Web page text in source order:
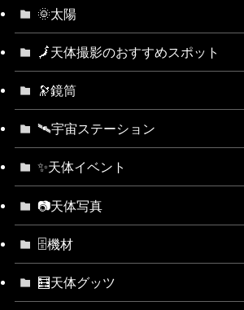
🌞太陽
🗾天体撮影のおすすめスポット
🔭鏡筒
🛰宇宙ステーション
✨天体イベント
📷天体写真
🗄機材
🧮天体グッツ